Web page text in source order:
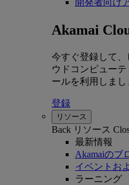
開発者向け
Akamai
今すぐ登録して
ウドコンピュー
ールを利用しまし
登録
リソース
Back リソース
最新情報
Akamaiのブ
イベントお
ラーニング